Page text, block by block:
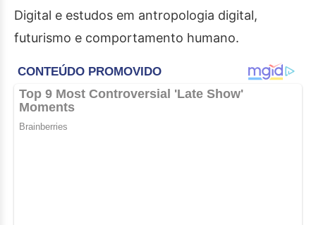
Digital e estudos em antropologia digital,
futurismo e comportamento humano.